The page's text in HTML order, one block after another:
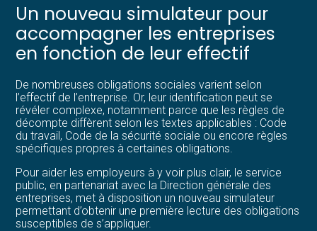
Être prêt pour la facturation
électronique
Un nouveau simulateur pour
accompagner les entreprises
en fonction de leur effectif
De nombreuses obligations sociales varient selon
l’effectif de l’entreprise. Or, leur identification peut se
révéler complexe, notamment parce que les règles de
décompte diffèrent selon les textes applicables : Code
du travail, Code de la sécurité sociale ou encore règles
spécifiques propres à certaines obligations.
Pour aider les employeurs à y voir plus clair, le service
public, en partenariat avec la Direction générale des
entreprises, met à disposition un nouveau simulateur
permettant d’obtenir une première lecture des obligations
susceptibles de s’appliquer.